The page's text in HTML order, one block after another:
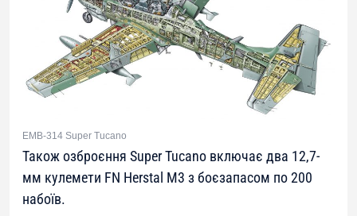
EMB-314 Super Tucano
Також озброєння Super Tucano включає два 12,7-
мм кулемети FN Herstal M3 з боєзапасом по 200
набоїв.